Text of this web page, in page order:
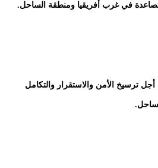
في غرب أفريقيا ومنطقة الساحل.
ترسيخ الأمن والاستقرار والتكامل